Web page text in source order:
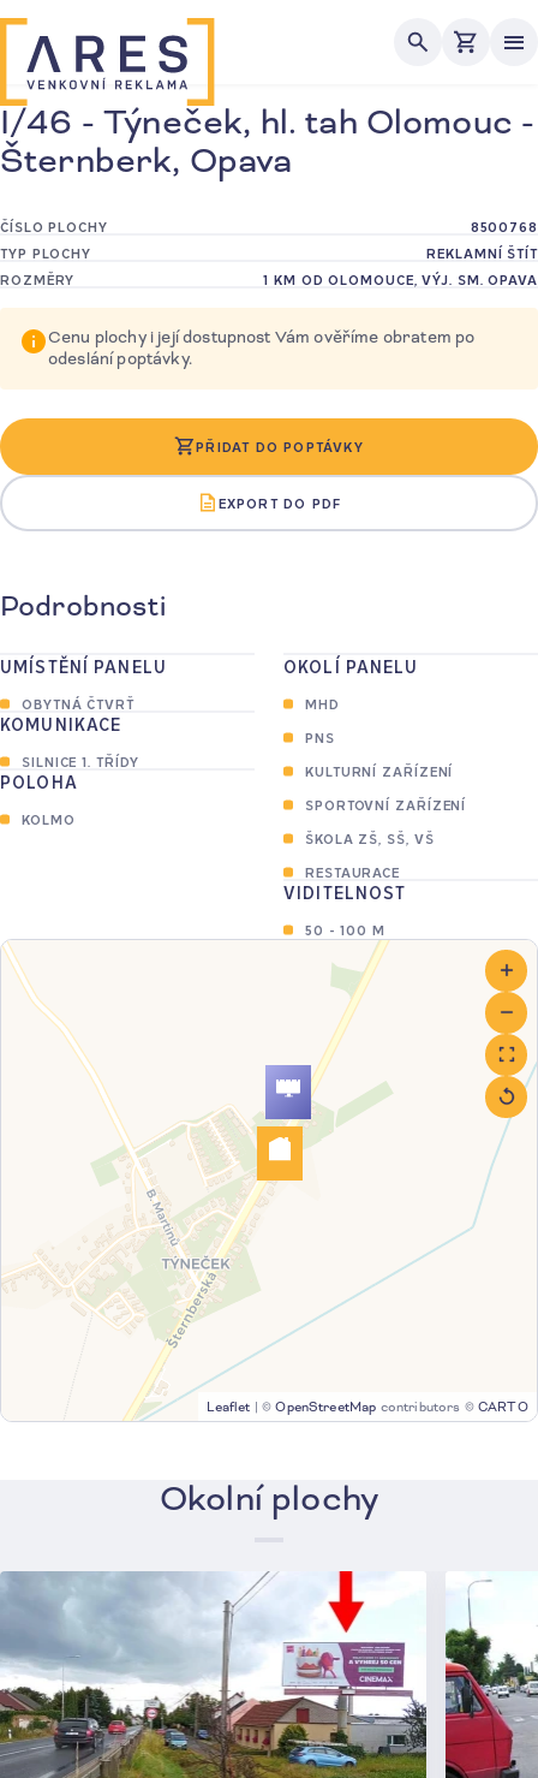
I/46 - Týneček, hl. tah Olomouc -
Šternberk, Opava
ČÍSLO PLOCHY
8500768
TYP PLOCHY
REKLAMNÍ ŠTÍT
ROZMĚRY
1 KM OD OLOMOUCE, VÝJ. SM. OPAVA
Cenu plochy i její dostupnost Vám ověříme obratem po
odeslání poptávky.
PŘIDAT DO POPTÁVKY
EXPORT DO PDF
Podrobnosti
UMÍSTĚNÍ PANELU
OBYTNÁ ČTVRŤ
KOMUNIKACE
SILNICE 1. TŘÍDY
POLOHA
KOLMO
OKOLÍ PANELU
MHD
PNS
KULTURNÍ ZAŘÍZENÍ
SPORTOVNÍ ZAŘÍZENÍ
ŠKOLA ZŠ, SŠ, VŠ
RESTAURACE
VIDITELNOST
50 - 100 M
Leaflet | ©OpenStreetMap contributors © CARTO
Okolní plochy